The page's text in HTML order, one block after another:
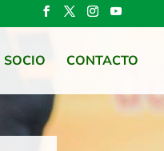
CONTACTO